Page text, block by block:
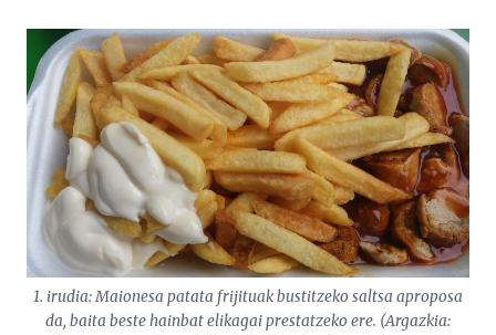
1. irudia: Maionesa patata frijituak bustitzeko saltsa aproposa
da, baita beste hainbat elikagai prestatzeko ere. (Argazkia: